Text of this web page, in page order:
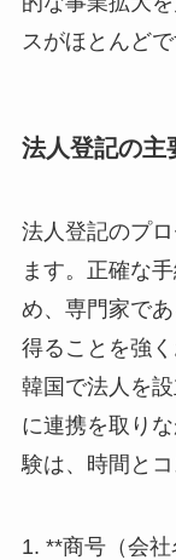
スがほとんどで
法人登記の主
法人登記のプ
ます。正確な
め、専門家で
得ることを強
韓国で法人を
に連携を取り
験は、時間と
1. **商号（会